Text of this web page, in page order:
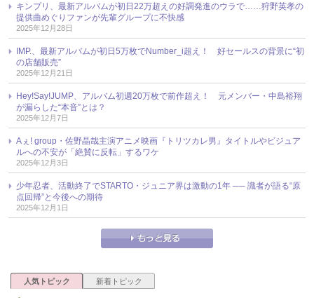
キンプリ、最新アルバムが初日22万超えの好調発進のウラで……狩野英孝の
提供曲めぐりファンが先輩グループに不快感
2025年12月28日
IMP.、最新アルバムが初日5万枚でNumber_i超え！ 好セールスの背景に“初
の店舗販売”
2025年12月21日
Hey!Say!JUMP、アルバム初週20万枚で前作超え！ 元メンバー・中島裕翔
が漏らした“本音”とは？
2025年12月7日
Aぇ! group・佐野晶哉主演アニメ映画『トリツカレ男』タイトルやビジュア
ルへの不安が「絶賛に反転」するワケ
2025年12月3日
少年忍者、活動終了でSTARTO・ジュニア界は激動の1年 ── 識者が語る“原
点回帰”と今後への期待
2025年12月1日
人気トピック 新着トピック